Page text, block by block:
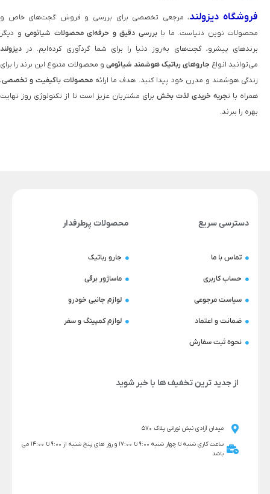
فروشگاه دیزولند، مرجعی تخصصی برای بررسی و فروش گجت‌های خاص و
محصولات نوین دنیاست. ما بابررسی دقیق و حرفه‌ای محصولات شیائومی و دیگر
برندهای پیشرو، گجت‌های به‌روز دنیا را برای شما گردآوری کرده‌ایم. در دیزولند
می‌توانید انواع جاروهای رباتیک هوشمند شیائومی و محصولات متنوع این برند را برای
زندگی هوشمند و مدرن خود پیدا کنید. هدف ما ارائه محصولات باکیفیت و تخصصی،
همراه با تجربه خریدی لذت‌ بخشبرای مشتریان عزیز است تا از تکنولوژی روز نهایت
بهره را ببرند.
دسترسی سریع
تماس با ما
حساب کاربری
سیاست مرجوعی
ضمانت و اعتماد
نحوه ثبت سفارش
محصولات پرطرفدار
جارو رباتیک
ماساژور برقی
لوازم جانبی خودرو
لوازم کمپینگ و سفر
از جدید ترین تخفیف ها با خبر شوید
میدان آزادی نبش نورانی پلاک 570
ساعت کاری شنبه تا چهار شنبه 9:00 تا 17:00 و روز های پنج شنبه از 9:00 تا 14:00 می
باشد